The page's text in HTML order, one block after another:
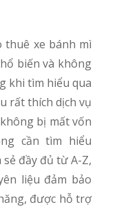
biến và không
khi tìm hiểu qua
rất thích dịch vụ
bị mất vốn
cần tìm hiểu
đầy đủ từ A-Z,
liệu đảm bảo
được hỗ trợ